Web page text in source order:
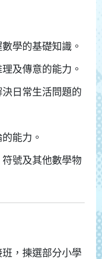
學的基礎知識。
及傳意的能力。
日常生活問題的
能力。
號及其他數學物
，揀選部分小學